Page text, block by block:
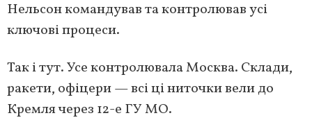
Нельсон командував та контролював усі
ключові процеси.
Так і тут. Усе контролювала Москва. Склади,
ракети, офіцери — всі ці ниточки вели до
Кремля через 12-е ГУ МО.